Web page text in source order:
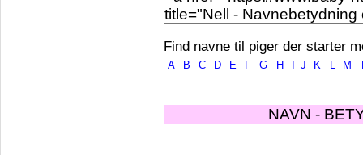
Find navne til piger der starter
A B C D E F G H J K L M
NAVN -